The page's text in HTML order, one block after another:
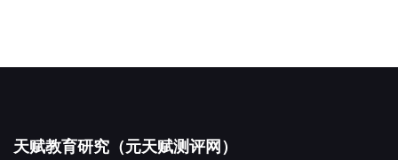
天赋教育研究（元天赋测评网）